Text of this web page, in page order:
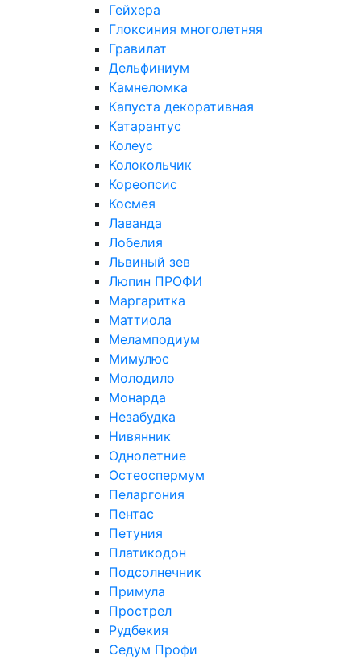
Гейхера
Глоксиния многолетняя
Гравилат
Дельфиниум
Камнеломка
Капуста декоративная
Катарантус
Колеус
Колокольчик
Кореопсис
Космея
Лаванда
Лобелия
Львиный зев
Люпин ПРОФИ
Маргаритка
Маттиола
Меламподиум
Мимулюс
Молодило
Монарда
Незабудка
Нивянник
Однолетние
Остеоспермум
Пеларгония
Пентас
Петуния
Платикодон
Подсолнечник
Примула
Прострел
Рудбекия
Седум Профи